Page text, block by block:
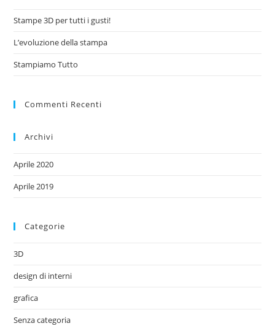
Stampe 3D per tutti i gusti!
L’evoluzione della stampa
Stampiamo Tutto
Commenti Recenti
Archivi
Aprile 2020
Aprile 2019
Categorie
3D
design di interni
grafica
Senza categoria